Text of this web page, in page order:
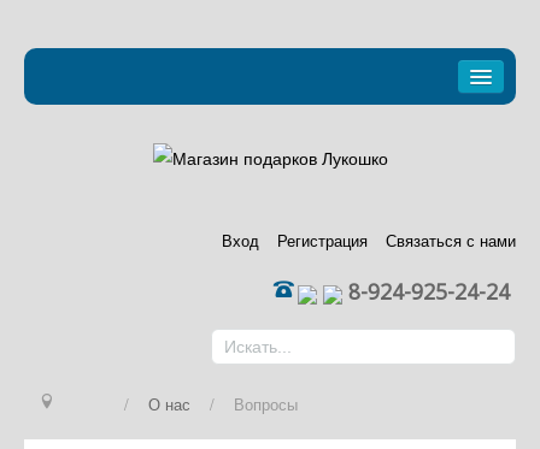
Вход Регистрация Связаться с нами
8-924-925-24-24
/ О нас / Вопросы